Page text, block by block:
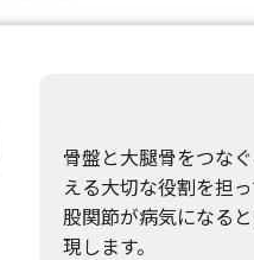
骨盤と大腿骨をつな
える大切な役割を担っ
股関節が病気になる
現します。